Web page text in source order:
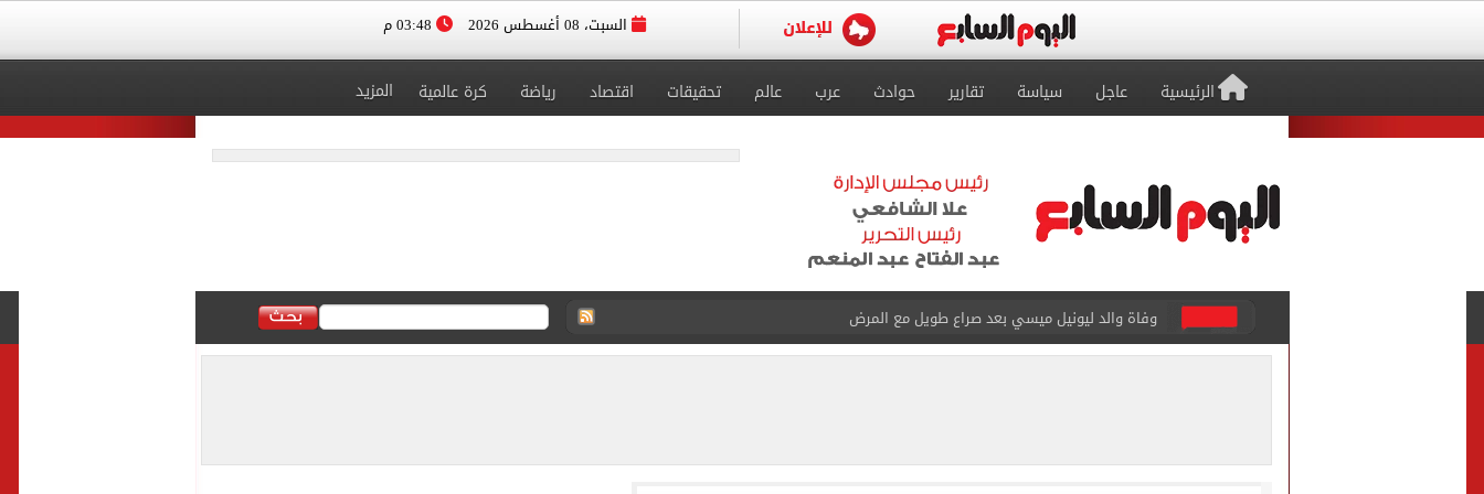
السبت، 08 أغسطس 2026
الرئيسية عاجل سياسة تقارير حوادث عرب عالم تحقيقات اقتصاد رياضة كرة عالمية المزيد
وفاة والد ليونيل ميسي بعد صراع طويل مع المرض
حمزة عبد الكريم ينتظر يومًا استثنائيًا بعد استمراره مع فريق برشلونة الأول
الإسكان: طرح فرص استثمارية متنوعة من خلال منصتى الاستثمار المصري والأجنبي
تقارير: انتقال محمد صلاح لـ طرابزون سبور غيّر منظور العالم للدورى التركى